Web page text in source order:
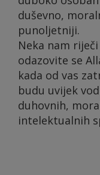
duševno,
punoljetniji.
Neka nam
odazovite se
kada od vas
budu uvijek
duhovnih,
intelektualnih